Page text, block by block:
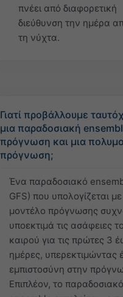
πνέει από διαφορετική
διεύθυνση την ημέρα
τη νύχτα.
Γιατί προβάλλουμε
μια παραδοσιακή
πρόγνωση και μια
πρόγνωση;
Ένα παραδοσιακό
GFS) που υπολογίζεται με
μοντέλο πρόγνωσης
υποεκτιμά τις ασάφειες
καιρού για τις πρώτες 3
ημέρες, υπερεκτιμώντας
εμπιστοσύνη στην
Επιπλέον, το παραδοσιακό